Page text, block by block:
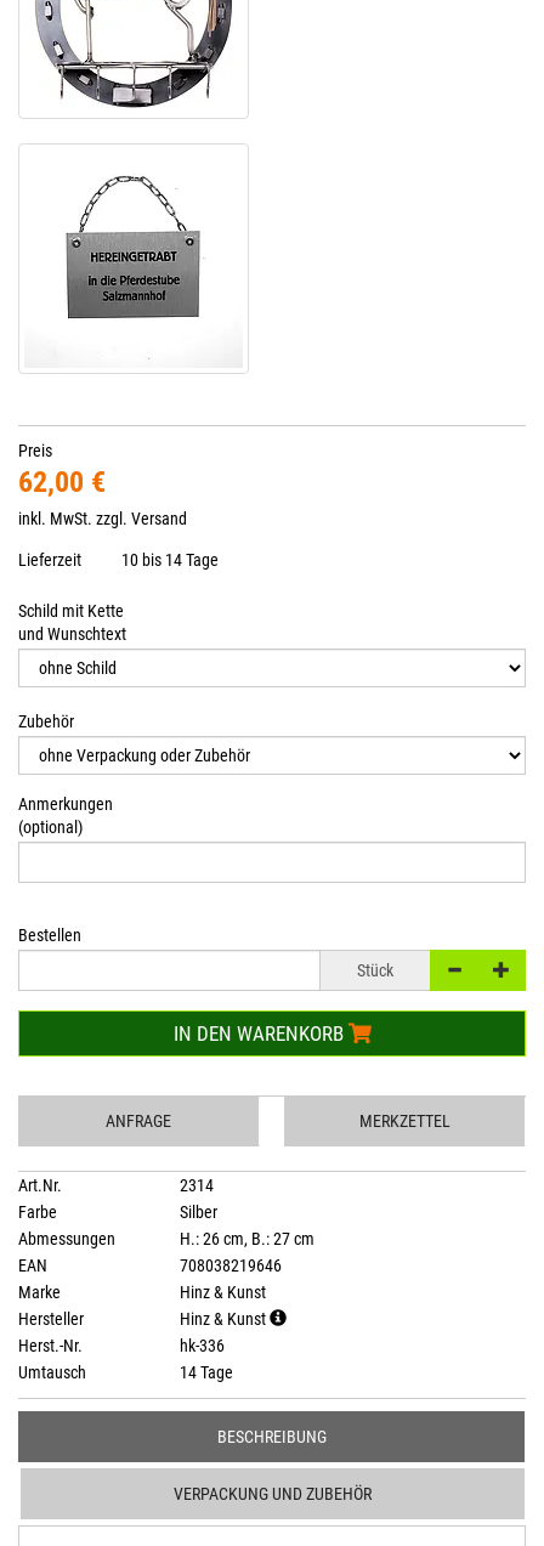
Preis
62,00 €
inkl. MwSt. zzgl. Versand
Lieferzeit 10 bis 14 Tage
Schild mit Kette
und Wunschtext
Zubehör
Anmerkungen
(optional)
Bestellen
Stück
IN DEN WARENKORB
ANFRAGE MERKZETTEL
Art.Nr.
2314
Farbe
Silber
Abmessungen
H.: 26 cm, B.: 27 cm
EAN
708038219646
Marke
Hinz & Kunst
Hersteller
Hinz & Kunst
Herst.-Nr.
hk-336
Umtausch
14 Tage
BESCHREIBUNG
VERPACKUNG UND ZUBEHÖR